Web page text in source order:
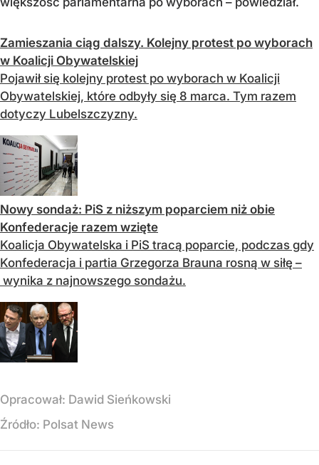
Zamieszania ciąg dalszy. Kolejny protest po wyborach
w Koalicji Obywatelskiej
Pojawił się kolejny protest po wyborach w Koalicji
Obywatelskiej, które odbyły się 8 marca. Tym razem
dotyczy Lubelszczyzny.
Nowy sondaż: PiS z niższym poparciem niż obie
Konfederacje razem wzięte
Koalicja Obywatelska i PiS tracą poparcie, podczas gdy
Konfederacja i partia Grzegorza Brauna rosną w siłę –
wynika z najnowszego sondażu.
Opracował: Dawid Sieńkowski
Źródło: Polsat News